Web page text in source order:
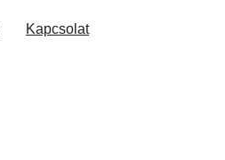
Kapcsolat